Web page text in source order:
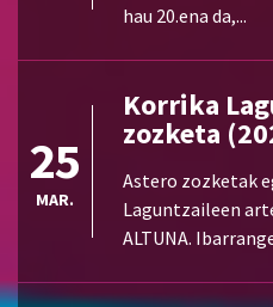
hau 20.ena da,...
25
MAR.
Korrika
zozketa
Astero zozketak
Laguntzaileen
ALTUNA.